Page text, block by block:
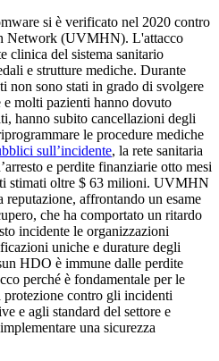
si è verificato nel 2020 contro
Network (UVMHN). L'attacco
del sistema sanitario
e strutture mediche. Durante
non sono stati in grado di svolgere
molti pazienti hanno dovuto
hanno subito cancellazioni degli
le procedure mediche
sull’incidente, la rete sanitaria
e perdite finanziarie otto mesi
stimati oltre $ 63 milioni. UVMHN
affrontando un esame
che ha comportato un ritardo
incidente le organizzazioni
uniche e durature degli
HDO è immune dalle perdite
perché è fondamentale per le
contro gli incidenti
e agli standard del settore e
una sicurezza